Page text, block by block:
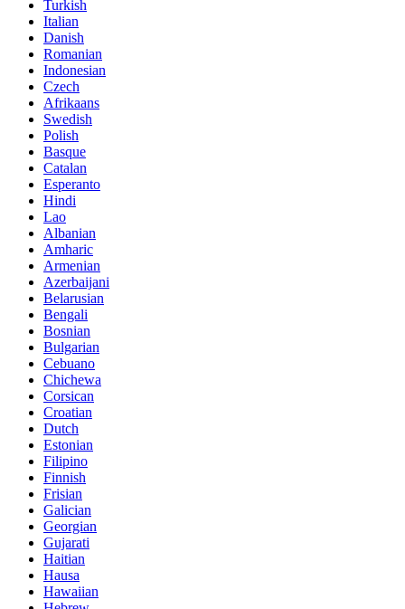
Turkish
Italian
Danish
Romanian
Indonesian
Czech
Afrikaans
Swedish
Polish
Basque
Catalan
Esperanto
Hindi
Lao
Albanian
Amharic
Armenian
Azerbaijani
Belarusian
Bengali
Bosnian
Bulgarian
Cebuano
Chichewa
Corsican
Croatian
Dutch
Estonian
Filipino
Finnish
Frisian
Galician
Georgian
Gujarati
Haitian
Hausa
Hawaiian